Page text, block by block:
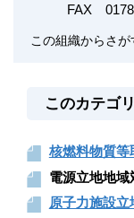
FAX
この組織からさが
このカテゴ
核燃料物質等
電源立地地域
原子力施設